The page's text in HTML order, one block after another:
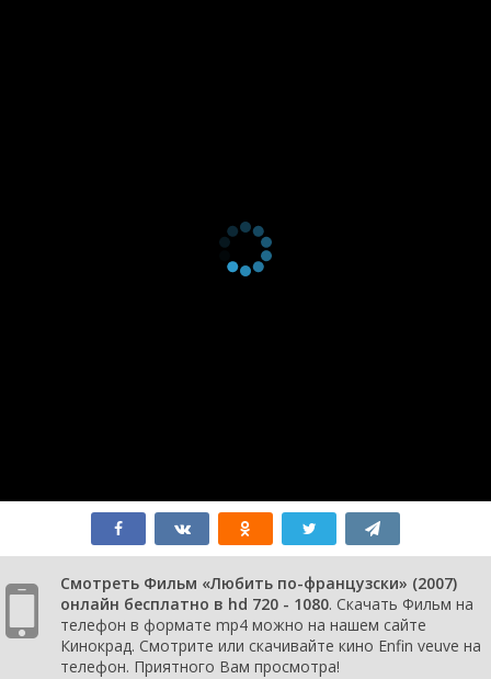
Смотреть Фильм «Любить по-французски» (2007)
онлайн бесплатно в hd 720 - 1080. Скачать Фильм на
телефон в формате mp4 можно на нашем сайте
Кинокрад. Смотрите или скачивайте кино Enfin veuve на
телефон. Приятного Вам просмотра!